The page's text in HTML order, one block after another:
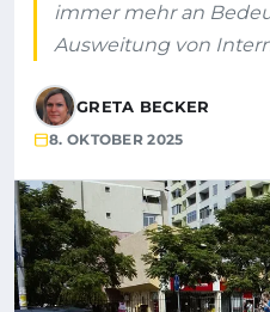
immer mehr an
Ausweitung von
GRETA BECKER
8. OKTOBER 2025